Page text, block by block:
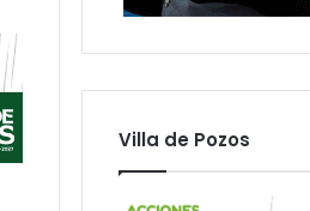
Villa de Pozos